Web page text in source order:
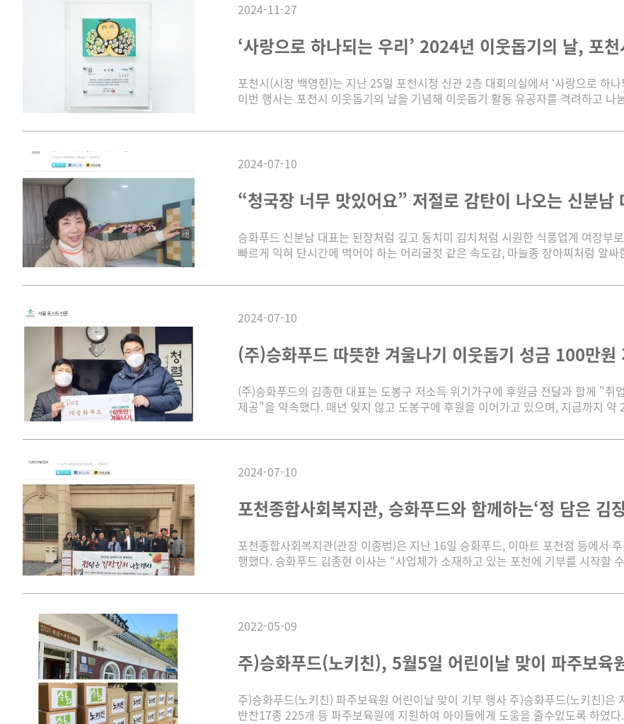
2024-11-27
‘사랑으로 하나되는 우리’ 2024년 이웃돕기의 날, 포
포천시(시장 백영현)는 지난 25일 포천시청 신관 2층 대회의실에서 ‘사랑으로 하
이번 행사는 포천시 이웃돕기의 날을 기념해 이웃돕기 활동 유공자를 격려하고 나
2024-07-10
“청국장 너무 맛있어요” 저절로 감탄이 나오는 신분
승화푸드 신분남 대표는 된장처럼 깊고 동치미 김치처럼 시원한 식품업계 여장부
빠르게 익혀 단시간에 먹어야 하는 어리굴젓 같은 속도감, 마늘종 장아찌처럼 알싸
2024-07-10
(주)승화푸드 따뜻한 겨울나기 이웃돕기 성금 100만
(주)승화푸드의 김종현 대표는 도봉구 저소득 위기가구에 후원금 전달과 함께 "
제공"을 약속했다. 매년 잊지 않고 도봉구에 후원을 이어가고 있으며, 지금까지 약
2024-07-10
포천종합사회복지관, 승화푸드와 함께하는‘정 담은
포천종합사회복지관(관장 이종범)은 지난 16일 승화푸드, 이마트 포천점 등에서
행했다. 승화푸드 김종현 이사는 “사업체가 소재하고 있는 포천에 기부를 시작할
2022-05-09
주)승화푸드(노키친), 5월5일 어린이날 맞이 파주보
주)승화푸드(노키친) 파주보육원 어린이날 맞이 기부 행사 주)승화푸드(노키친)
반찬17종 225개 등 파주보육원에 지원하여 아이들에게 도움을 줄수있도록 하였다.